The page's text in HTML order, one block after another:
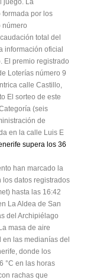
por los
número
total del
información oficial
El premio registrado
Loterías número 9
calle Castillo,
El sorteo de este
(seis
de
en la calle Luis E
supera los 36
han marcado la
los datos registrados
hasta las 16:42
La Aldea de San
del Archipiélago
masa de aire
en las medianías del
donde los
°C en las horas
rachas que